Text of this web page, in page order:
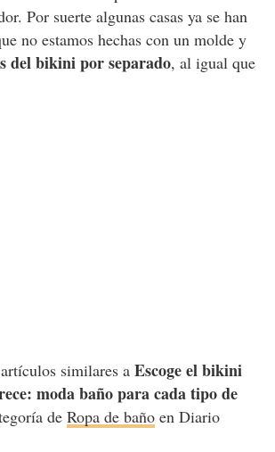
Por suerte algunas casas ya se han
no estamos hechas con un molde y
del bikini por separado, al igual que
similares a Escoge el bikini
moda baño para cada tipo de
de Ropa de bañoen Diario